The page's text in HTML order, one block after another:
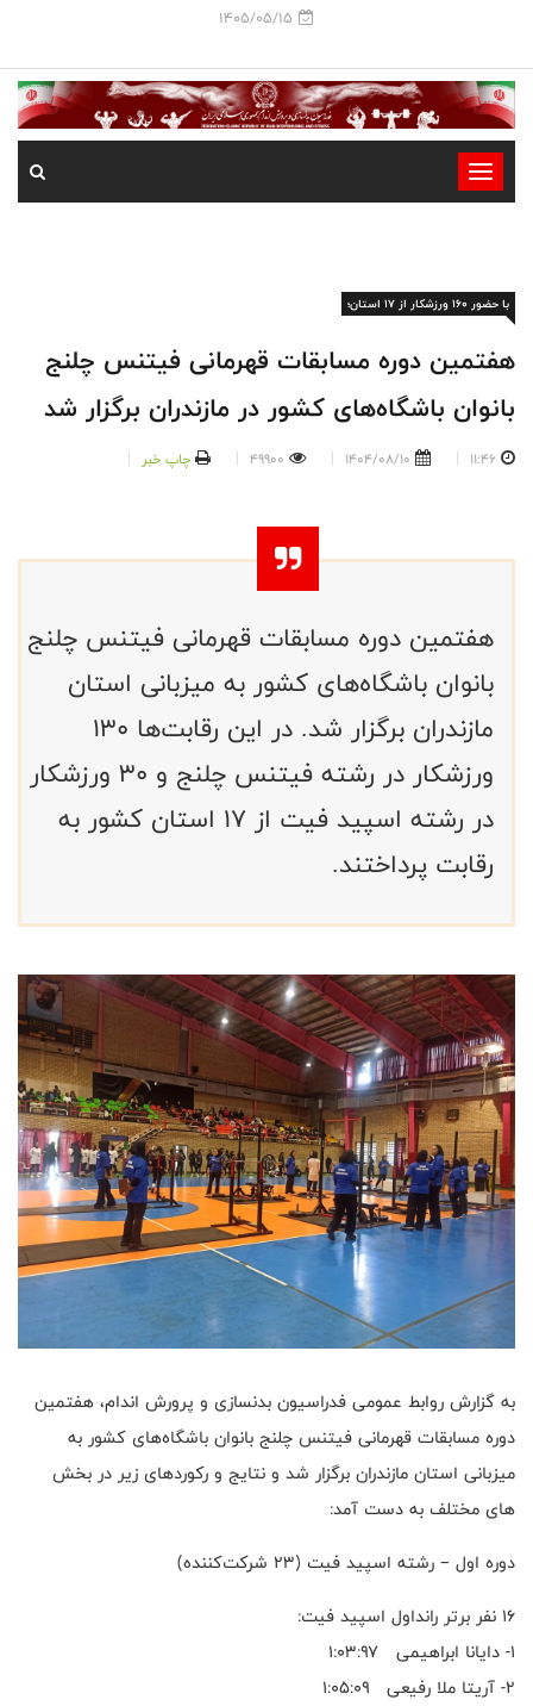
1405/05/15
-
-
-
با حضور ۱۶۰ ورزشکار از ۱۷ استان؛
هفتمین دوره مسابقات قهرمانی فیتنس چلنج
بانوان باشگاه‌های کشور در مازندران برگزار شد
11:46
1404/08/10
49900 چاپ خبر
هفتمین دوره مسابقات قهرمانی فیتنس چلنج
بانوان باشگاه‌های کشور به میزبانی استان
مازندران برگزار شد. در این رقابت‌ها ۱۳۰
ورزشکار در رشته فیتنس چلنج و ۳۰ ورزشکار
در رشته اسپید فیت از ۱۷ استان کشور به
رقابت پرداختند.
به گزارش روابط عمومی فدراسیون بدنسازی و پرورش اندام، هفتمین
دوره مسابقات قهرمانی فیتنس چلنج بانوان باشگاه‌های کشور به
میزبانی استان مازندران برگزار شد و نتایج و رکوردهای زیر در بخش
های مختلف به دست آمد:
دوره اول – رشته اسپید فیت (۲۳ شرکت‌کننده)
۱۶ نفر برتر رانداول اسپید فیت:
۱- دایانا ابراهیمی ۱:۰۳:۹۷
۲- آریتا ملا رفیعی ۱:۰۵:۰۹